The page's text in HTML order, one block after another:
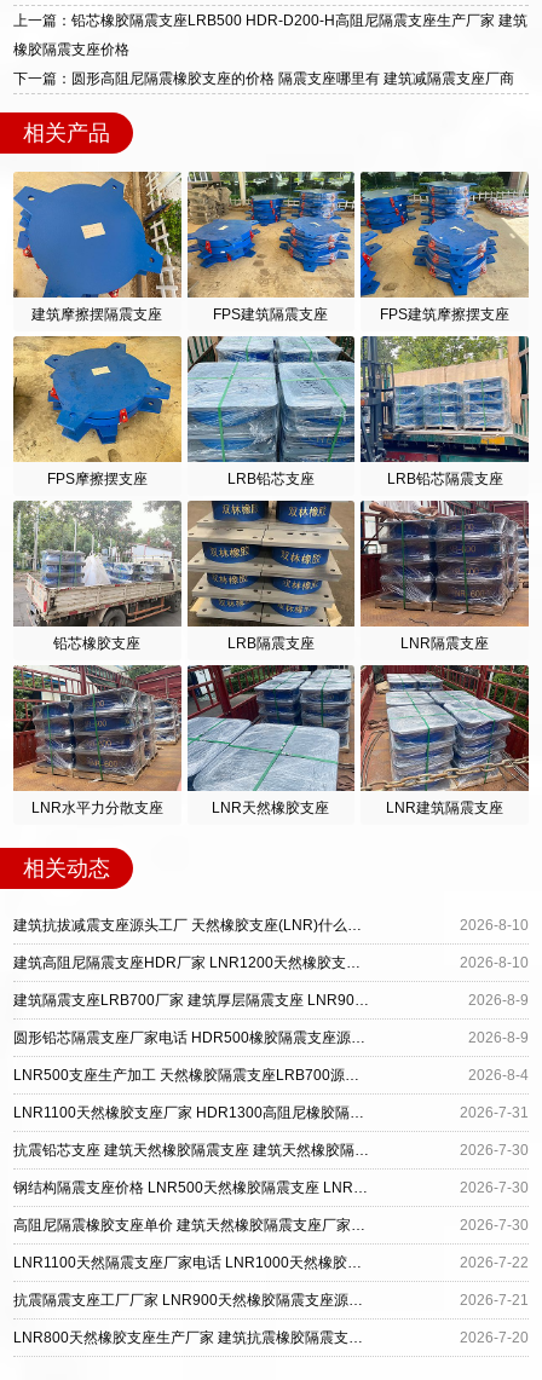
质、检测报告完备，提供选型、深化、供货、安
装指导全套服务，厂址衡水高新区北方工业基地
迎宾大街 9 号，厂家电话：13323182312。
上一篇：铅芯橡胶隔震支座LRB500 HDR-D200-H高阻尼隔震支座生产厂家 建筑
橡胶隔震支座价格
下一篇：圆形高阻尼隔震橡胶支座的价格 隔震支座哪里有 建筑减隔震支座厂商
相关产品
建筑摩擦摆隔震支座 FPS建筑隔震支座 FPS建筑摩擦摆支座
FPS摩擦摆支座 LRB铅芯支座 LRB铅芯隔震支座
铅芯橡胶支座 LRB隔震支座 LNR隔震支座
LNR水平力分散支座 LNR天然橡胶支座 LNR建筑隔震支座
相关动态
建筑抗拔减震支座源头工厂 天然橡胶支座(LNR)什么价格 LRB1300铅芯橡胶隔震支座源头工厂 2026-8-10
建筑高阻尼隔震支座HDR厂家 LNR1200天然橡胶支座多少钱 建筑减震隔震支座多少钱 2026-8-10
建筑隔震支座LRB700厂家 建筑厚层隔震支座 LNR900天然橡胶隔震支座 2026-8-9
圆形铅芯隔震支座厂家电话 HDR500橡胶隔震支座源头工厂 LNR600天然橡胶支座多少钱 2026-8-9
LNR500支座生产加工 天然橡胶隔震支座LRB700源头工厂 橡胶隔震支座HDR厂家 2026-8-4
LNR1100天然橡胶支座厂家 HDR1300高阻尼橡胶隔震支座厂家电话 竖向隔震支座 2026-7-31
抗震铅芯支座 建筑天然橡胶隔震支座 建筑天然橡胶隔震支座(LNR)生产厂家 2026-7-30
钢结构隔震支座价格 LNR500天然橡胶隔震支座 LNR700隔震橡胶支座 2026-7-30
高阻尼隔震橡胶支座单价 建筑天然橡胶隔震支座厂家直销厂家 楼房建筑建筑隔震支座厂家 2026-7-30
LNR1100天然隔震支座厂家电话 LNR1000天然橡胶隔震支座 LNR1100隔震支座厂家电话 2026-7-22
抗震隔震支座工厂厂家 LNR900天然橡胶隔震支座源头工厂 建筑高阻尼圆形隔震支座生产厂家 2026-7-21
LNR800天然橡胶支座生产厂家 建筑抗震橡胶隔震支座源头工厂 LNR400天然橡胶支座 2026-7-20